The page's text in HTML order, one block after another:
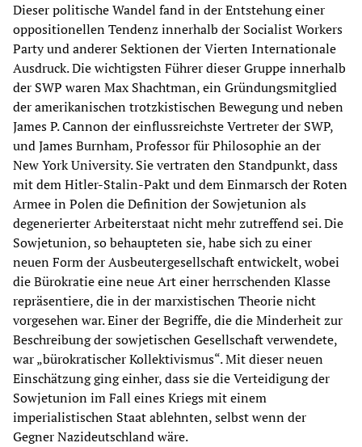
Dieser politische Wandel fand in der Entstehung einer
oppositionellen Tendenz innerhalb der Socialist Workers
Party und anderer Sektionen der Vierten Internationale
Ausdruck. Die wichtigsten Führer dieser Gruppe innerhalb
der SWP waren Max Shachtman, ein Gründungsmitglied
der amerikanischen trotzkistischen Bewegung und neben
James P. Cannon der einflussreichste Vertreter der SWP,
und James Burnham, Professor für Philosophie an der
New York University. Sie vertraten den Standpunkt, dass
mit dem Hitler-Stalin-Pakt und dem Einmarsch der Roten
Armee in Polen die Definition der Sowjetunion als
degenerierter Arbeiterstaat nicht mehr zutreffend sei. Die
Sowjetunion, so behaupteten sie, habe sich zu einer
neuen Form der Ausbeutergesellschaft entwickelt, wobei
die Bürokratie eine neue Art einer herrschenden Klasse
repräsentiere, die in der marxistischen Theorie nicht
vorgesehen war. Einer der Begriffe, die die Minderheit zur
Beschreibung der sowjetischen Gesellschaft verwendete,
war „bürokratischer Kollektivismus“. Mit dieser neuen
Einschätzung ging einher, dass sie die Verteidigung der
Sowjetunion im Fall eines Kriegs mit einem
imperialistischen Staat ablehnten, selbst wenn der
Gegner Nazideutschland wäre.